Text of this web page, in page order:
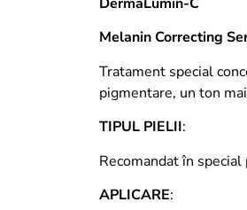
Melanin Correcting
Tratament special
pigmentare, un ton
TIPUL PIELII:
Recomandat în
APLICARE: